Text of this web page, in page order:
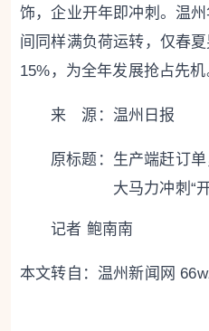
饰，企业开年即冲刺。温
间同样满负荷运转，仅春
15%，为全年发展抢占先机
来 源：温州日报
原标题： 生产端赶订
大马力冲刺“
记者 鲍南南
本文转自： 温州新闻网